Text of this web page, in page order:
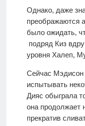
Однако, даже
преображаются
было ожидать,
подряд Киз
уровня Халеп,
Сейчас Мэдисон
испытывать
Дияс обыграла
она продолжает
прекратив